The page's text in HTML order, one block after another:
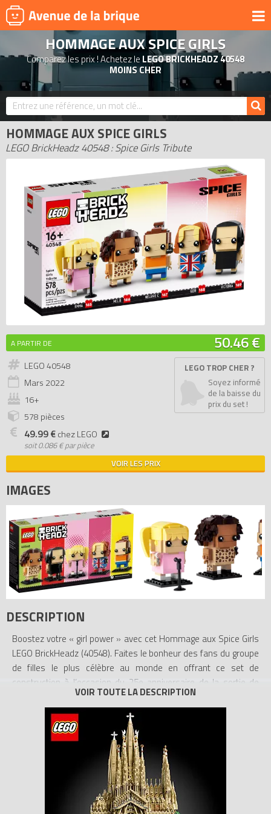
UNIVERS
PRODUITS DÉRIVÉS
NOUVEAUTÉS
LEGO 2026
BONS PLANS
ACTUALITÉS
ASSOCIATIONS DE FANS
EXPOSITIONS LEGO
LEGO LES PLUS CHERS
DERNIERS LEGO AJOUTÉS
HOMMAGE AUX SPICE GIRLS
Comparez les prix ! Achetez le LEGO BRICKHEADZ 40548
MOINS CHER
HOMMAGE AUX SPICE GIRLS
LEGO BrickHeadz 40548 : Spice Girls Tribute
A PARTIR DE 50.46 €
LEGO 40548
Mars 2022
16+
578 pièces
49.99 €chez LEGO
soit0.086 € par pièce
LEGO TROP CHER ?
Soyez informé
de la baisse du
prix du set !
VOIR LES PRIX
IMAGES
DESCRIPTION
Boostez votre « girl power » avec cet Hommage aux Spice Girls
LEGO BrickHeadz (40548). Faites le bonheur des fans du groupe
de filles le plus célèbre au monde en offrant ce set de
construction à l’occasion du 25e anniversaire de la sortie de
l’album Spiceworld. Le set inclut les cinq filles et des détails
réalistes, tels que la mythique robe drapeau du Royaume-Uni de
Geri et la combinaison à imprimé animalier de Mel B. Ces
incroyables modèles à construire s’accompagnent d’une plaque
de base pour chaque personnage et constituent de belles
décorations pour les fans des Spice Girls.
- Les Spice Girls, dans le style LEGO BrickHeadz – Cet Hommage
aux Spice Girls LEGO BrickHeadz (40548) inclut les personnages